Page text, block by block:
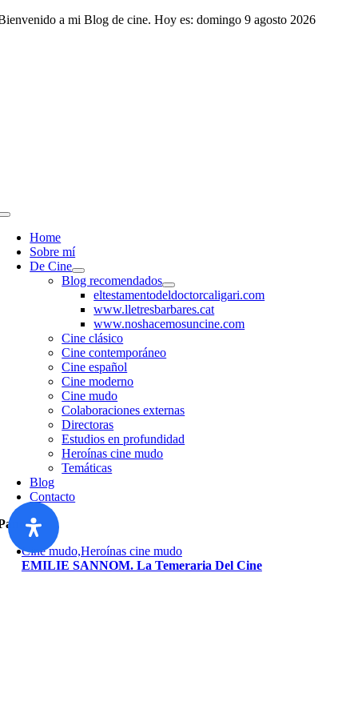
Saltar
a mi Blog de cine. Hoy es: domingo 9 agosto 2026
Toggle
NavigationHome
Sobre mí
De Cine
Blog recomendados
eltestamentodeldoctorcaligari.com
www.lletresbarbares.cat
www.noshacemosuncine.com
Cine clásico
Cine contemporáneo
Cine español
Cine moderno
Cine mudo
Colaboraciones externas
Directoras
Estudios en profundidad
Heroínas cine mudo
Temáticas
Blog
Contacto
Cine mudo,Heroínas cine mudo
EMILIE SANNOM. La Temeraria Del Cine